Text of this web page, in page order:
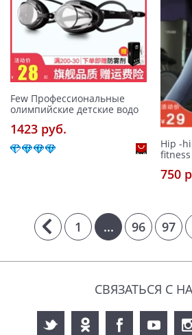
Few Профессиональные
олимпийские детские водо
1423 pуб.
Hip -
fitness
750
1 ... 96 97
СВЯЗАТЬСЯ С